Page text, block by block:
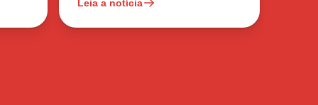
Leia a notícia